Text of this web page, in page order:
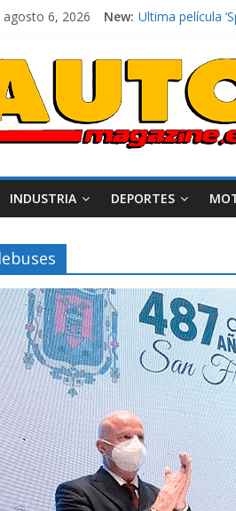
agosto 6, 2026 New: El costo de
¿Qué puede
La Vuelta al
La FEDAK
INDUSTRIA DEPORTES
Varios
su
con movilidad
conectada
Movilidad
¿Qué
vehículo
varios